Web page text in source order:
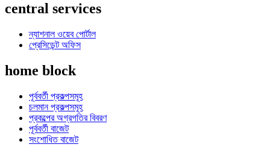
central services
ন্যাশনাল ওয়েব পোর্টাল
প্রেসিডেন্ট অফিস
home block
পূর্ববর্তী প্রকল্পসমূহ
চলমান প্রকল্পসমূহ
প্রকল্পের অগ্রগতির বিবরণ
পূর্ববর্তী বাজেট
সংশোধিত বাজেট